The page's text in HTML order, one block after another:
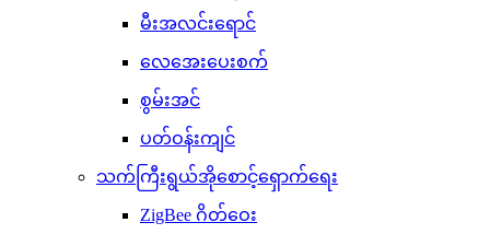
မီးအလင်းရောင်
လေအေးပေးစက်
စွမ်းအင်
ပတ်ဝန်းကျင်
သက်ကြီးရွယ်အိုစောင့်ရှောက်ရေး
ZigBee ဂိတ်ဝေး